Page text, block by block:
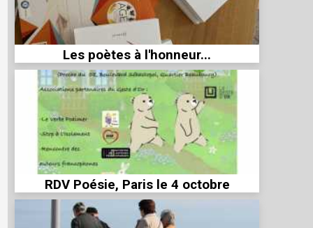
Les poètes à l'honneur...
RDV Poésie, Paris le 4 octobre